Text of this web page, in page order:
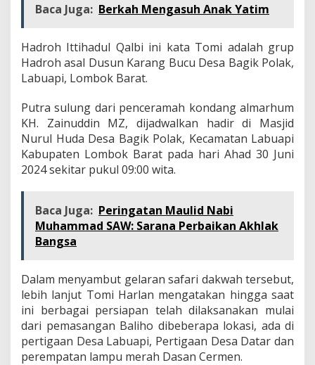
Baca Juga: Berkah Mengasuh Anak Yatim
Hadroh Ittihadul Qalbi ini kata Tomi adalah grup
Hadroh asal Dusun Karang Bucu Desa Bagik Polak,
Labuapi, Lombok Barat.
Putra sulung dari penceramah kondang almarhum
KH. Zainuddin MZ, dijadwalkan hadir di Masjid
Nurul Huda Desa Bagik Polak, Kecamatan Labuapi
Kabupaten Lombok Barat pada hari Ahad 30 Juni
2024 sekitar pukul 09:00 wita.
Baca Juga: Peringatan Maulid Nabi
Muhammad SAW: Sarana Perbaikan Akhlak
Bangsa
Dalam menyambut gelaran safari dakwah tersebut,
lebih lanjut Tomi Harlan mengatakan hingga saat
ini berbagai persiapan telah dilaksanakan mulai
dari pemasangan Baliho dibeberapa lokasi, ada di
pertigaan Desa Labuapi, Pertigaan Desa Datar dan
perempatan lampu merah Dasan Cermen.